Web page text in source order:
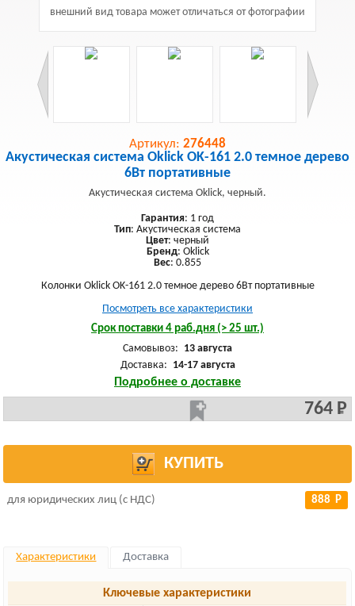
внешний вид товара может отличаться от фотографии
Артикул: 276448
Акустическая система Oklick OK-161 2.0 темное дерево
6Вт портативные
Акустическая система Oklick, черный.
Гарантия: 1 год
Тип: Акустическая система
Цвет: черный
Бренд: Oklick
Вес: 0.855
Колонки Oklick OK-161 2.0 темное дерево 6Вт портативные
Посмотреть все характеристики
Срок поставки 4 раб.дня (> 25 шт.)
Самовывоз: 13 августа
Доставка: 14-17 августа
Подробнее о доставке
764 Р
КУПИТЬ
для юридических лиц (с НДС) 888 Р
Характеристики Доставка
Ключевые характеристики